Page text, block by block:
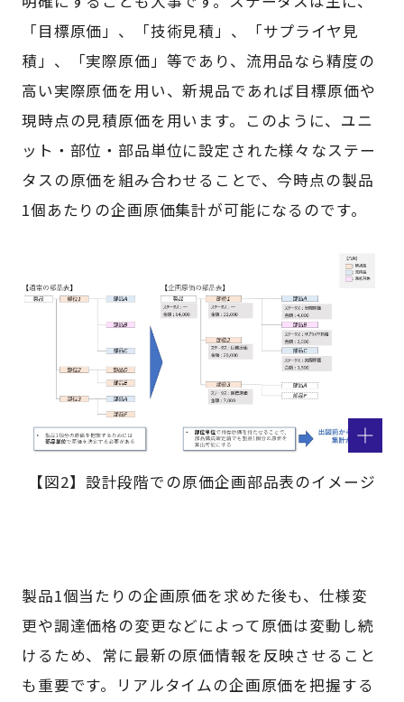
「目標原価」、「技術見積」、「サプライヤ見
積」、「実際原価」等であり、流用品なら精度の
高い実際原価を用い、新規品であれば目標原価や
現時点の見積原価を用います。このように、ユニ
ット・部位・部品単位に設定された様々なステー
タスの原価を組み合わせることで、今時点の製品
1個あたりの企画原価集計が可能になるのです。
【図2】設計段階での原価企画部品表のイメージ
製品1個当たりの企画原価を求めた後も、仕様変
更や調達価格の変更などによって原価は変動し続
けるため、常に最新の原価情報を反映させること
も重要です。リアルタイムの企画原価を把握する